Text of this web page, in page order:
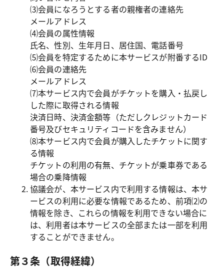
⑶会員になろうとする者の親権者の連絡先
メールアドレス
⑷会員の属性情報
氏名、性別、生年月日、居住国、電話番号
⑸会員を特定するために本サービスが附番するID
⑹会員の連絡先
メールアドレス
⑺本サービス内で会員がチケットを購入・払戻し
した際に取得される情報
決済日時、決済金額等（ただしクレジットカード
番号及びセキュリティコードを含みません）
⑻本サービス内で会員が購入したチケットに関す
る情報
チケットの利用の有無、チケットが乗車券である
場合の乗降情報
協議会が、本サービス内で利用する情報は、本サ
ービスの利用に必要な情報であるため、前項⑵の
情報を除き、これらの情報を利用できない場合に
は、利用者は本サービスの全部または一部を利用
することができません。
第３条（取得経緯）